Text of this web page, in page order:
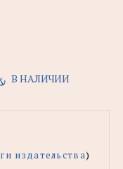
В НАЛИЧИИ
издательства)